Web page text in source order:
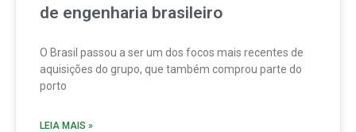
de engenharia brasileiro
O Brasil passou a ser um dos focos mais recentes de
aquisições do grupo, que também comprou parte do
porto
LEIA MAIS »